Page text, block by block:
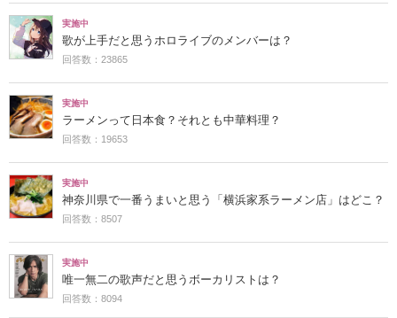
実施中
歌が上手だと思うホロライブのメンバーは？
回答数：23865
実施中
ラーメンって日本食？それとも中華料理？
回答数：19653
実施中
神奈川県で一番うまいと思う「横浜家系ラーメン店」はどこ？
回答数：8507
実施中
唯一無二の歌声だと思うボーカリストは？
回答数：8094